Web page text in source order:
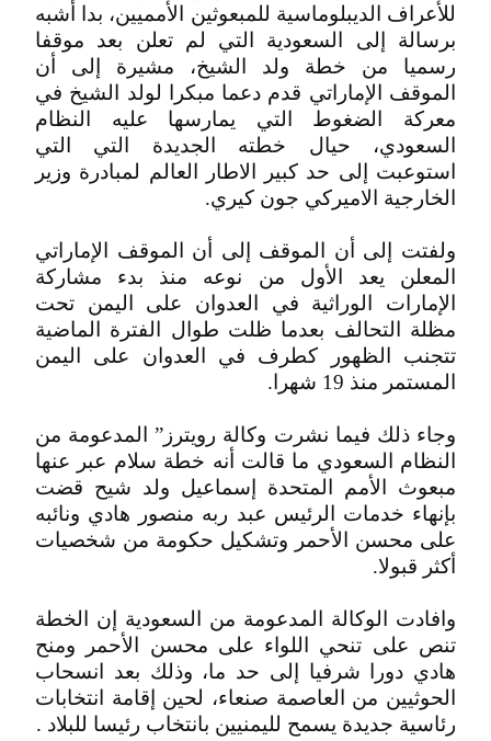
للأعراف الديبلوماسية للمبعوثين الأمميين، بدا أشبه
برسالة إلى السعودية التي لم تعلن بعد موقفا
رسميا من خطة ولد الشيخ، مشيرة إلى أن
الموقف الإماراتي قدم دعما مبكرا لولد الشيخ في
معركة الضغوط التي يمارسها عليه النظام
السعودي، حيال خطته الجديدة التي التي
استوعبت إلى حد كبير الاطار العالم لمبادرة وزير
الخارجية الاميركي جون كيري.
ولفتت إلى أن الموقف إلى أن الموقف الإماراتي
المعلن يعد الأول من نوعه منذ بدء مشاركة
الإمارات الوراثية في العدوان على اليمن تحت
مظلة التحالف بعدما ظلت طوال الفترة الماضية
تتجنب الظهور كطرف في العدوان على اليمن
المستمر منذ 19 شهرا.
وجاء ذلك فيما نشرت وكالة رويترز” المدعومة من
النظام السعودي ما قالت أنه خطة سلام عبر عنها
مبعوث الأمم المتحدة إسماعيل ولد شيح قضت
بإنهاء خدمات الرئيس عبد ربه منصور هادي ونائبه
على محسن الأحمر وتشكيل حكومة من شخصيات
أكثر قبولا.
وافادت الوكالة المدعومة من السعودية إن الخطة
تنص على تنحي اللواء على محسن الأحمر ومنح
هادي دورا شرفيا إلى حد ما، وذلك بعد انسحاب
الحوثيين من العاصمة صنعاء، لحين إقامة انتخابات
رئاسية جديدة يسمح لليمنيين بانتخاب رئيسا للبلاد .